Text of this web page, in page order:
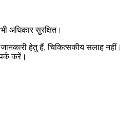
अधिकार सुरक्षित।
हेतु हैं, चिकित्सकीय सलाह नहीं।
करें।